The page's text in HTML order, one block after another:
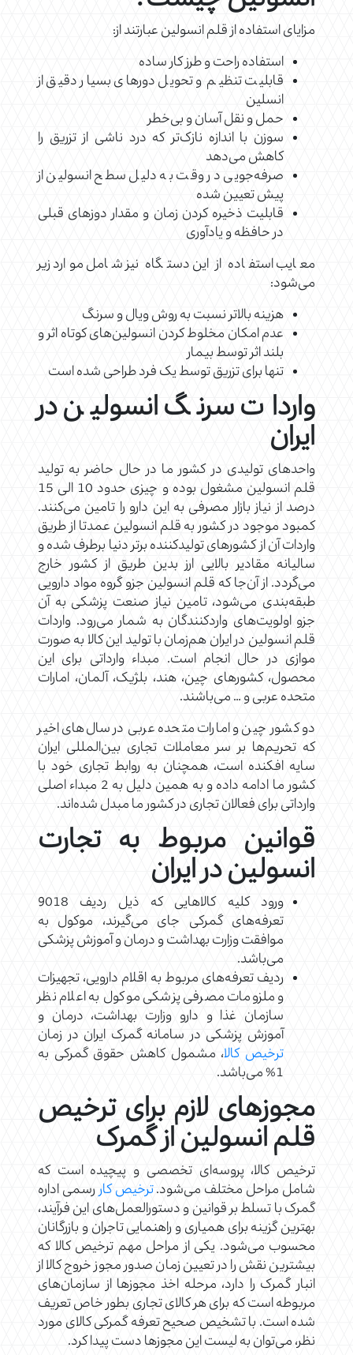
مزایای استفاده از قلم انسولین عبارتند از:
استفاده راحت و طرز کار ساده
قابلیت تنظیم و تحویل دورهای بسیار دقیق از
انسلین
حمل و نقل آسان و بی‌خطر
سوزن با اندازه نازک‌تر که درد ناشی از تزریق را
کاهش می‌دهد
صرفه‌جویی در وقت به دلیل سطح انسولین از
پیش تعیین شده
قابلیت ذخیره کردن زمان و مقدار دوزهای قبلی
در حافظه و یادآوری
معایب استفاده از این دستگاه نیز شامل موارد زیر
می‌شود:
هزینه بالاتر نسبت به روش ویال و سرنگ
عدم امکان مخلوط کردن انسولین‌های کوتاه اثر و
بلند اثر توسط بیمار
تنها برای تزریق توسط یک فرد طراحی شده است
واردات سرنگ انسولین در
ایران
واحدهای تولیدی در کشور ما در حال حاضر به تولید
قلم انسولین مشغول بوده و چیزی حدود 10 الی 15
درصد از نیاز بازار مصرفی به این دارو را تامین می‌کنند.
کمبود موجود در کشور به قلم انسولین عمدتا از طریق
واردات آن از کشورهای تولیدکننده برتر دنیا برطرف شده و
سالیانه مقادیر بالایی ارز بدین طریق از کشور خارج
می‌گردد. از آن‌جا که قلم انسولین جزو گروه مواد دارویی
طبقه‌بندی می‌شود، تامین نیاز صنعت پزشکی به آن
جزو اولویت‌های واردکنندگان به شمار می‌رود. واردات
قلم انسولین در ایران هم‌زمان با تولید این کالا به صورت
موازی در حال انجام است. مبداء وارداتی برای این
محصول، کشورهای چین، هند، بلژیک، آلمان، امارات
متحده عربی و … می‌باشند.
دو کشور چین و امارات متحده عربی در سال‌های اخیر
که تحریم‌ها بر سر معاملات تجاری بین‌المللی ایران
سایه افکنده است، همچنان به روابط تجاری خود با
کشور ما ادامه داده و به همین دلیل به 2 مبداء اصلی
وارداتی برای فعالان تجاری در کشور ما مبدل شده‌اند.
قوانین مربوط به تجارت
انسولین در ایران
ورود کلیه کالاهایی که ذیل ردیف 9018
تعرفه‌های گمرکی جای می‌گیرند، موکول به
موافقت وزارت بهداشت و درمان و آموزش پزشکی
می‌باشد.
ردیف تعرفه‌های مربوط به اقلام دارویی، تجهیزات
و ملزومات مصرفی پزشکی موکول به اعلام نظر
سازمان غذا و دارو وزارت بهداشت، درمان و
آموزش پزشکی در سامانه گمرک ایران در زمان
ترخیص کالا، مشمول کاهش حقوق گمرکی به
1% می‌باشد.
مجوزهای لازم برای ترخیص
قلم انسولین از گمرک
ترخیص کالا، پروسه‌ای تخصصی و پیچیده است که
شامل مراحل مختلف می‌شود.ترخیص کاررسمی اداره
گمرک با تسلط بر قوانین و دستورالعمل‌های این فرآیند،
بهترین گزینه برای همیاری و راهنمایی تاجران و بازرگانان
محسوب می‌شود. یکی از مراحل مهم ترخیص کالا که
بیشترین نقش را در تعیین زمان صدور مجوز خروج کالا از
انبار گمرک را دارد، مرحله اخذ مجوزها از سازمان‌های
مربوطه است که برای هر کالای تجاری بطور خاص تعریف
شده است. با تشخیص صحیح تعرفه گمرکی کالای مورد
نظر، می‌توان به لیست این مجوزها دست پیدا کرد.